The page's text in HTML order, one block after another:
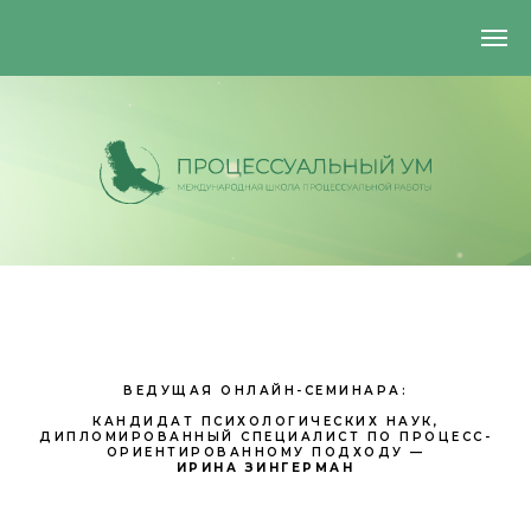
+7 (925) 884-29-93
ВЕДУЩАЯ ОНЛАЙН-СЕМИНАРА:
КАНДИДАТ ПСИХОЛОГИЧЕСКИХ НАУК,
ДИПЛОМИРОВАННЫЙ СПЕЦИАЛИСТ ПО ПРОЦЕСС-
ОРИЕНТИРОВАННОМУ ПОДХОДУ —
ИРИНА ЗИНГЕРМАН